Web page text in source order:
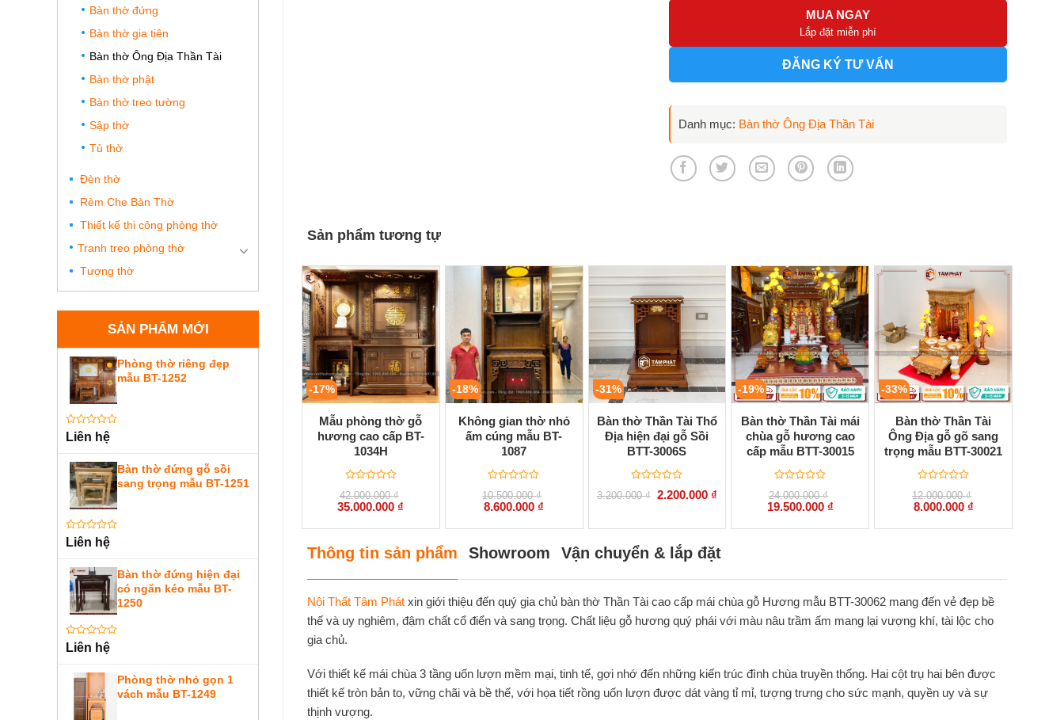
Bàn thờ đứng
Bàn thờ gia tiên
Bàn thờ Ông Địa Thần Tài
Bàn thờ phật
Bàn thờ treo tường
Sập thờ
Tủ thờ
Đèn thờ
Rèm Che Bàn Thờ
Thiết kế thi công phòng thờ
Tranh treo phòng thờ
Tượng thờ
SẢN PHẨM MỚI
Phòng thờ riêng đẹp
mẫu BT-1252
Được
xếp
0
5
sao
Liên hệ
Bàn thờ đứng gỗ sồi
sang trọng mẫu BT-1251
Được
xếp
0
5
sao
Liên hệ
Bàn thờ đứng hiện đại
có ngăn kéo mẫu BT-
1250
Được
xếp
sao
Liên hệ
Phòng thờ nhỏ gọn 1
vách mẫu BT-1249
MUA NGAY
Lắp đặt miễn phí
ĐĂNG KÝ TƯ VẤN
Danh mục: Bàn thờ Ông Địa Thần Tài
Sản phẩm tương tự
-17%
Mẫu phòng thờ gỗ
hương cao cấp BT-
1034H
Được
xếp
hạng
5
42.000.000₫
Giá
gốc
35.000.000 ₫
35.000.000 ₫.
-18%
Không gian thờ nhỏ
ấm cúng mẫu BT-
1087
Được
xếp
hạng
5
10.500.000₫
Giá
gốc
8.600.000 ₫
8.600.000 ₫.
-31%
Bàn thờ Thần Tài Thổ
Địa hiện đại gỗ Sồi
BTT-3006S
Được
xếp
5
3.200.000₫ Giá
gốc
2.200.000 ₫
-19%
Bàn thờ Thần Tài mái
chùa gỗ hương cao
cấp mẫu BTT-30015
Được
xếp
hạng
5
24.000.000₫
Giá
gốc
19.500.000 ₫Giá
-33%
Bàn thờ Thần Tài
Ông Địa gỗ gõ sang
trọng mẫu BTT-30021
Được
xếp
hạng
5
12.000.000₫
Giá
gốc
8.000.000 ₫Giá
Thông tin sản phẩm Showroom Vận chuyển & lắp đặt
Nội Thất Tâm Phát xin giới thiệu đến quý gia chủ bàn thờ Thần Tài cao cấp mái chùa gỗ Hương mẫu BTT-30062 mang đến vẻ đẹp bề
thế và uy nghiêm, đậm chất cổ điển và sang trọng. Chất liệu gỗ hương quý phái với màu nâu trầm ấm mang lại vượng khí, tài lộc cho
gia chủ.
Với thiết kế mái chùa 3 tầng uốn lượn mềm mại, tinh tế, gợi nhớ đến những kiến trúc đình chùa truyền thống. Hai cột trụ hai bên được
thiết kế tròn bản to, vững chãi và bề thế, với họa tiết rồng uốn lượn được dát vàng tỉ mỉ, tượng trưng cho sức mạnh, quyền uy và sự
thịnh vượng.